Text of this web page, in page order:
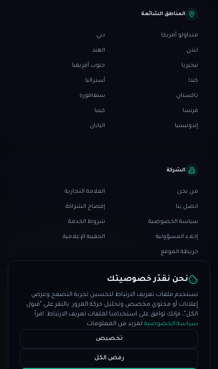
نحن نقدّر خصوصيتك
نستخدم ملفات تعريف الارتباط لتحسين تجربة التصفح وعرض
إعلانات أو محتوى مخصص وتحليل حركة المرور. بالنقر على "قبول
الكل"، فإنك توافق على استخدامنا لملفات تعريف الارتباط. اقرأ
سياسة الخصوصية لمزيد من المعلومات.
تخصيص
رفض الكل
المناطق الشائعة
متداولو أمريكا دبي
لندن الهند
نيجيريا جنوب أفريقيا
كندا أستراليا
باكستان سنغافورة
فرنسا كينيا
إندونيسيا اليابان
الشركة
من نحن العلامة التجارية
اتصل بنا إفصاح الشراكة
سياسة الخصوصية شروط الخدمة
إخلاء المسؤولية الحقيبة الإعلامية
خريطة الموقع
© 2026 PropFundHub. جميع الحقوق محفوظة.
♥
تحذير المخاطر: التداول ينطوي على مخاطر كبيرة لخسارة رأس المال. الأداء السابق لا يشير إلى النتائج